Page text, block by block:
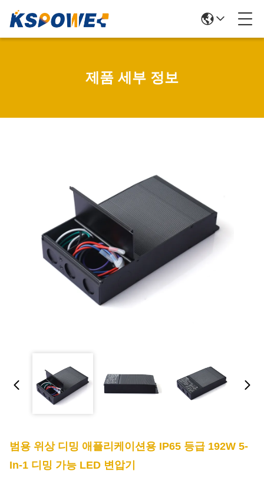
제품 세부 정보
범용 위상 디밍 애플리케이션용 IP65 등급 192W 5-
In-1 디밍 가능 LED 변압기